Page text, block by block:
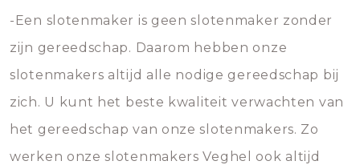
-Een slotenmaker is geen slotenmaker zonder
zijn gereedschap. Daarom hebben onze
slotenmakers altijd alle nodige gereedschap bij
zich. U kunt het beste kwaliteit verwachten van
het gereedschap van onze slotenmakers. Zo
werken onze slotenmakers Veghel ook altijd